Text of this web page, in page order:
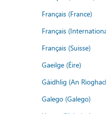
Français (France)
Français
Français (Suisse)
Gaeilge (Éire)
Gàidhlig (An
Galego (Galego)